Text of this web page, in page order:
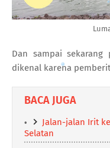
Dan sampai sekarang
dikenal karena
BACA JUGA
Jalan-jalan Irit
Selatan